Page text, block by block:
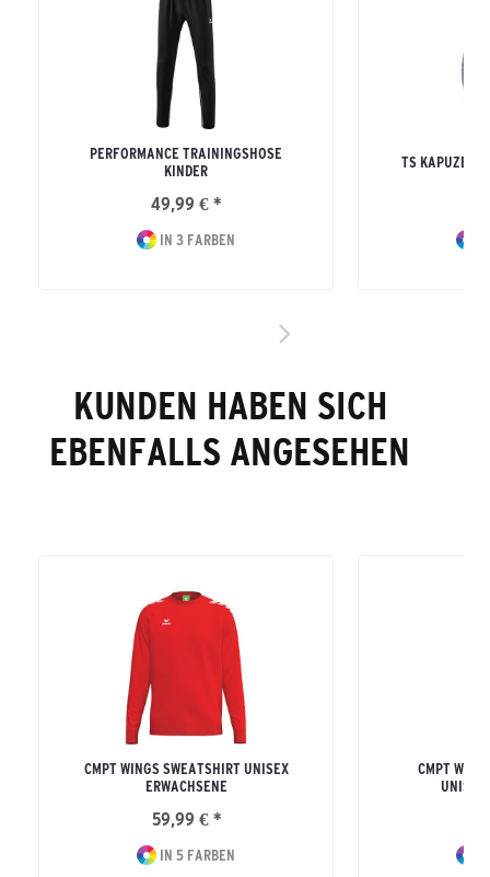
PERFORMANCE TRAININGSHOSE
KINDER
49,99 € *
IN 3 FARBEN
TS
KUNDEN HABEN SICH
EBENFALLS ANGESEHEN
CMPT WINGS SWEATSHIRT UNISEX
ERWACHSENE
59,99 € *
IN 5 FARBEN
CMPT
UNISEX